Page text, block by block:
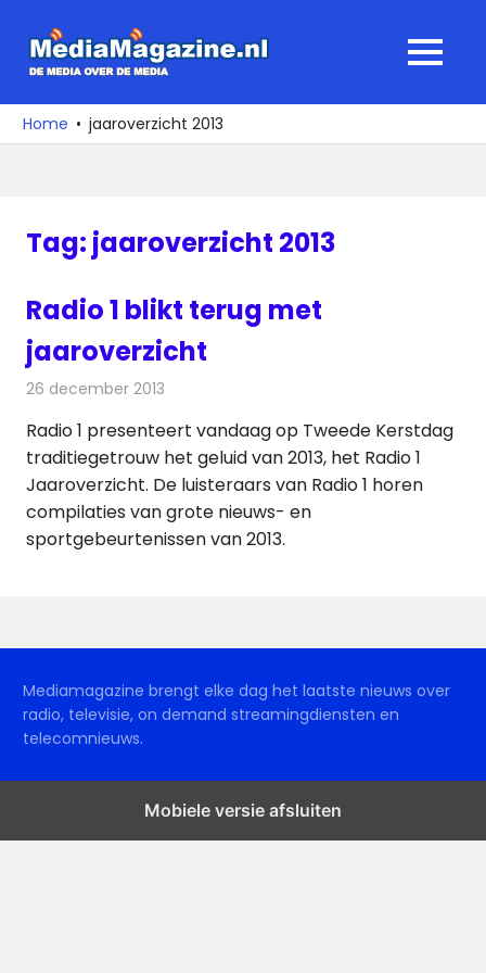
naar
media
over
MENU
Home jaaroverzicht 2013
Tag: jaaroverzicht 2013
Radio 1 blikt terug met
jaaroverzicht
26 december 2013
Radio 1 presenteert vandaag op Tweede Kerstdag
traditiegetrouw het geluid van 2013, het Radio 1
Jaaroverzicht. De luisteraars van Radio 1 horen
compilaties van grote nieuws- en
sportgebeurtenissen van 2013.
Mediamagazine brengt elke dag het laatste nieuws over
radio, televisie, on demand streamingdiensten en
telecomnieuws.
Mobiele versie afsluiten